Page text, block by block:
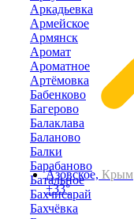
Азовское, Крым
+33°
Аркадьевка
Армейское
Армянск
Аромат
Ароматное
Артёмовка
Бабенково
Багерово
Балаклава
Баланово
Балки
Барабаново
Батальное
Бахчисарай
Бахчёвка